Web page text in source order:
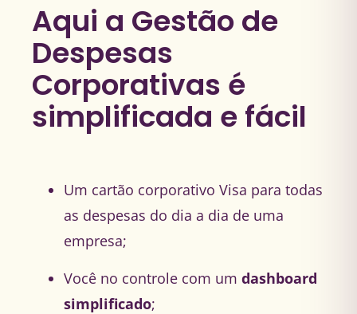
Aqui a Gestão de
Despesas
Corporativas é
simplificada e fácil
Um cartão corporativo Visa para todas
as despesas do dia a dia de uma
empresa​;
Você no controle com um dashboard
simplificado;​